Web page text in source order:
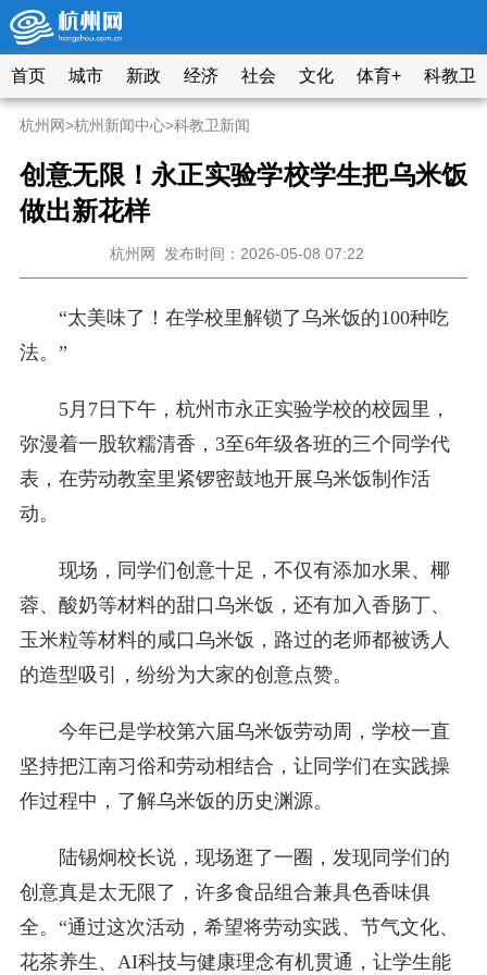
首页 城市 新政 经济 社会 文化 体育+ 科教卫
杭州网>杭州新闻中心>科教卫新闻
创意无限！永正实验学校学生把乌米饭
做出新花样
杭州网 发布时间：2026-05-08 07:22
“太美味了！在学校里解锁了乌米饭的100种吃
法。”
5月7日下午，杭州市永正实验学校的校园里，
弥漫着一股软糯清香，3至6年级各班的三个同学代
表，在劳动教室里紧锣密鼓地开展乌米饭制作活
动。
现场，同学们创意十足，不仅有添加水果、椰
蓉、酸奶等材料的甜口乌米饭，还有加入香肠丁、
玉米粒等材料的咸口乌米饭，路过的老师都被诱人
的造型吸引，纷纷为大家的创意点赞。
今年已是学校第六届乌米饭劳动周，学校一直
坚持把江南习俗和劳动相结合，让同学们在实践操
作过程中，了解乌米饭的历史渊源。
陆锡炯校长说，现场逛了一圈，发现同学们的
创意真是太无限了，许多食品组合兼具色香味俱
全。“通过这次活动，希望将劳动实践、节气文化、
花茶养生、AI科技与健康理念有机贯通，让学生能